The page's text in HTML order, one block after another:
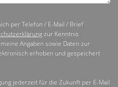
per Telefon / E-Mail / Brief
zur Kenntnis
Angaben sowie Daten zur
erhoben und gespeichert
jederzeit für die Zukunft per E-Mail